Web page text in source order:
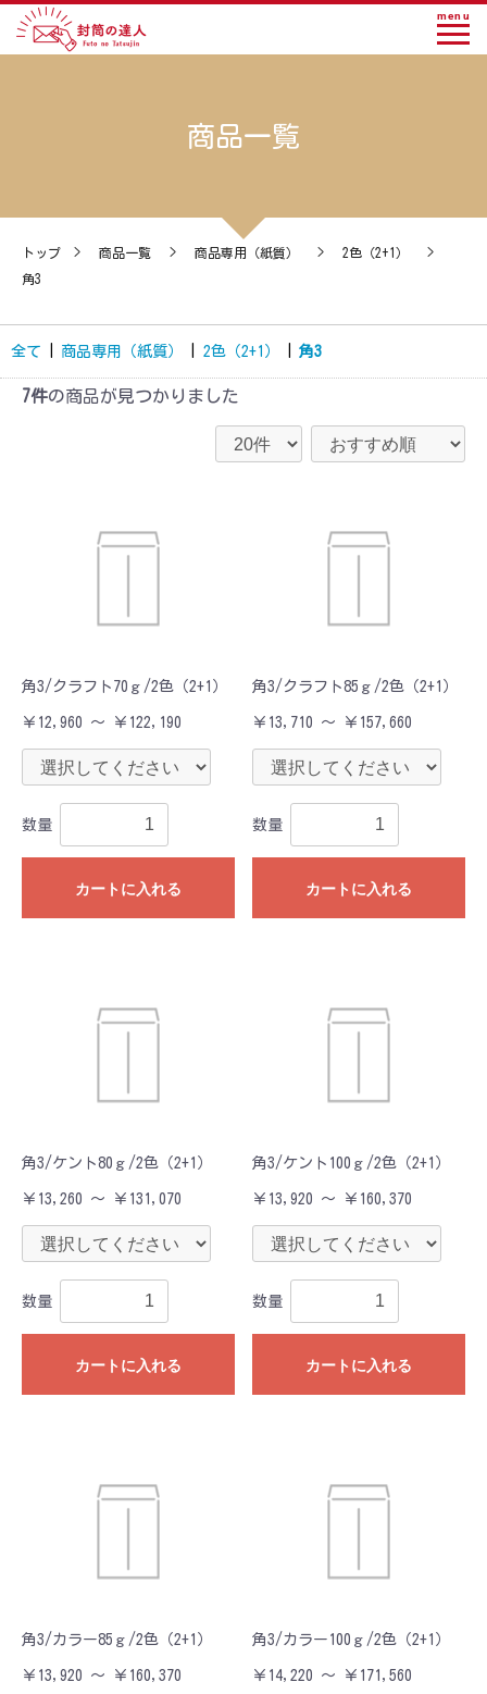
menu
商品一覧
トップ > 商品一覧 > 商品専用（紙質） > 2色（2+1）
>
角3
全て 商品専用（紙質） 2色（2+1） 角3
7件の商品が見つかりました
角3/クラフト70ｇ/2色（2+1）
￥12,960 ～ ￥122,190
数量
カートに入れる
角3/クラフト85ｇ/2色（2+1）
￥13,710 ～ ￥157,660
数量
カートに入れる
角3/ケント80ｇ/2色（2+1）
￥13,260 ～ ￥131,070
数量
カートに入れる
角3/ケント100ｇ/2色（2+1）
￥13,920 ～ ￥160,370
数量
カートに入れる
角3/カラー85ｇ/2色（2+1）
￥13,920 ～ ￥160,370
角3/カラー100ｇ/2色（2+1）
￥14,220 ～ ￥171,560